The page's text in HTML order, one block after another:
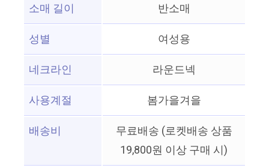
소매 길이
반소매
성별
여성용
네크라인
라운드넥
사용계절
봄가을겨을
배송비
무료배송 (로켓배송 상품
19,800원 이상 구매 시)